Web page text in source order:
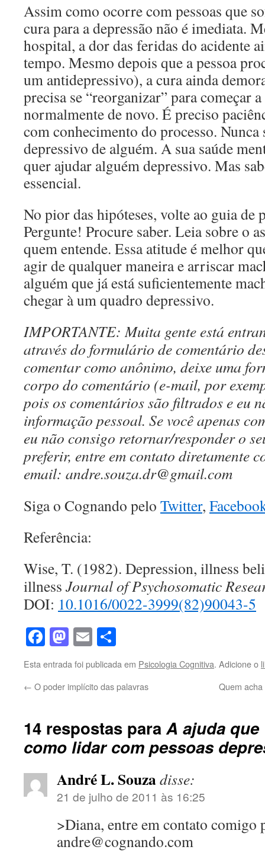
Assim como ocorre com pessoas que
cura para a depressão não é imediata.
hospital, a dor das feridas do acidente
tempo. Mesmo depois que a pessoa
um antidepressivo), a cura ainda
precisa se “reorganizar” para começar
normalmente de novo. É preciso
com conhecimento do processo. Nunca
depressivo de alguém. A sua saúde
quer ajudar alguém depressivo. Mas
essencial.
No pior das hipóteses, volte ao guia
Pergunte! Procure saber. Leia sobre o
quem entende. Essa atitude é melhor
agir de qualquer maneira e arriscar
alguém que já está suficientemente
chegar à um quadro depressivo.
IMPORTANTE: Muita gente está
através do formulário de comentário
comentar como anônimo, deixe uma
corpo do comentário (e-mail, por
pois os comentários são filtrados e eu
informação pessoal. Se você apenas
eu não consigo retornar/responder o
preferir, entre em contato diretamente
email: andre.souza.dr@gmail.com
Siga o Cognando pelo Twitter,
Referência:
Wise, T. (1982). Depression, illness
illness Journal of Psychosomatic
DOI: 10.1016/0022-3999(82)90043-5
Facebook
Mastodon
Email
Esta entrada foi publicada em Psicologia Cognitiva. Adicione o
← O poder implícito das palavras Quem acha
14 respostas paraA ajuda
como lidar com pessoas
André L. Souzadisse:
21 de julho de 2011 às 16:25
>Diana, entre em contato comigo
andre@cognando.com